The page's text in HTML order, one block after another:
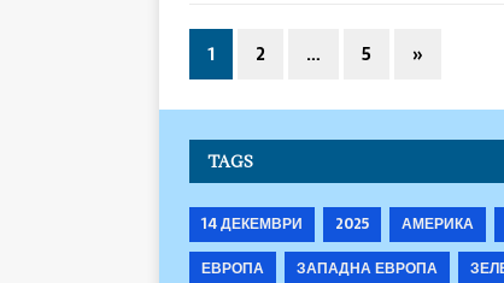
1 2 … 5 »
TAGS
14 ДЕКЕМВРИ 2025 АМЕРИКА
ЕВРОПА
ЗАПАДНА ЕВРОПА